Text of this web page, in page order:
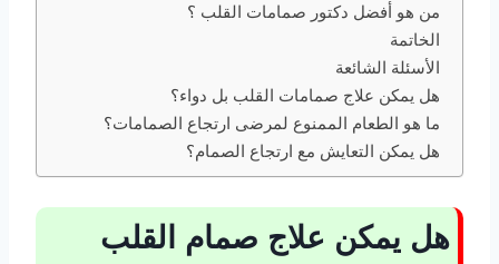
من هو أفضل دكتور صمامات القلب ؟
الخاتمة
الأسئلة الشائعة
هل يمكن علاج صمامات القلب بل دواء؟
ما هو الطعام الممنوع لمرضى ارتجاع الصمامات؟
هل يمكن التعايش مع ارتجاع الصمام؟
هل يمكن علاج صمام القلب